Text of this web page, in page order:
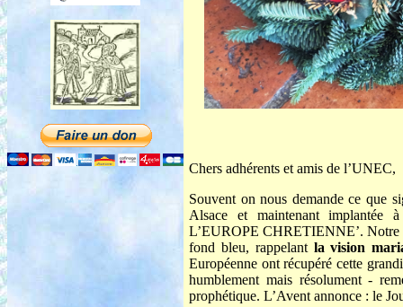
Chers adhérents et amis de l’UNEC,
Souvent on nous demande ce que
Alsace et maintenant implantée
L’EUROPE CHRETIENNE’. Notre
fond bleu, rappelant la vision
Européenne ont récupéré cette
humblement mais résolument -
prophétique. L’Avent annonce : le